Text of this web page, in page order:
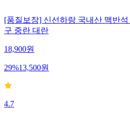
[품질보장] 신선하랑 국내산 맥반
구 중란 대란
18,900원
29%13,500원
4.7